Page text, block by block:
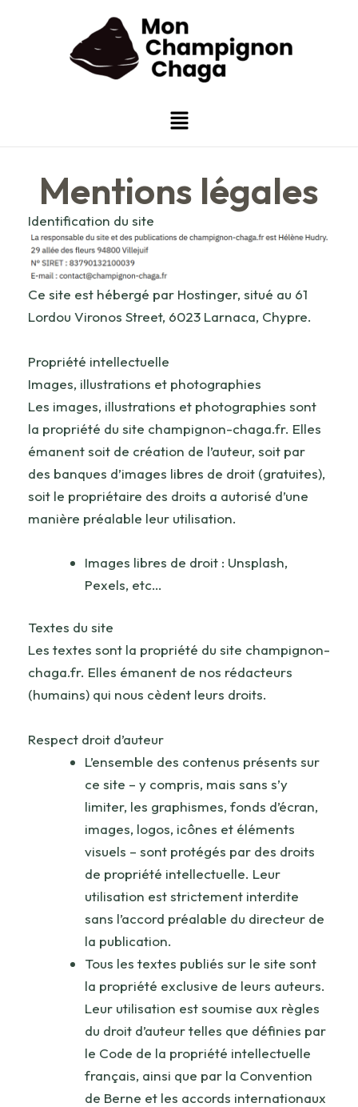
Menu
Mentions légales
Identification du site
Ce site est hébergé par Hostinger, situé au 61
Lordou Vironos Street, 6023 Larnaca, Chypre.
Propriété intellectuelle
Images, illustrations et photographies
Les images, illustrations et photographies sont
la propriété du site champignon-chaga.fr. Elles
émanent soit de création de l’auteur, soit par
des banques d’images libres de droit (gratuites),
soit le propriétaire des droits a autorisé d’une
manière préalable leur utilisation.
Images libres de droit : Unsplash,
Pexels, etc…
Textes du site
Les textes sont la propriété du site champignon-
chaga.fr. Elles émanent de nos rédacteurs
(humains) qui nous cèdent leurs droits.
Respect droit d’auteur
L’ensemble des contenus présents sur
ce site – y compris, mais sans s’y
limiter, les graphismes, fonds d’écran,
images, logos, icônes et éléments
visuels – sont protégés par des droits
de propriété intellectuelle. Leur
utilisation est strictement interdite
sans l’accord préalable du directeur de
la publication.
Tous les textes publiés sur le site sont
la propriété exclusive de leurs auteurs.
Leur utilisation est soumise aux règles
du droit d’auteur telles que définies par
le Code de la propriété intellectuelle
français, ainsi que par la Convention
de Berne et les accords internationaux